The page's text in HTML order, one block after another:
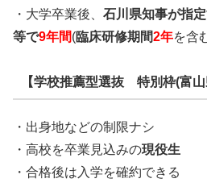
・大学卒業後、 石川県知事が指
等で9年間(臨床研修期間2年を含
【学校推薦型選抜 特別枠(富山
・出身地などの制限ナシ
・高校を卒業見込みの現役生
・合格後は入学を確約できる